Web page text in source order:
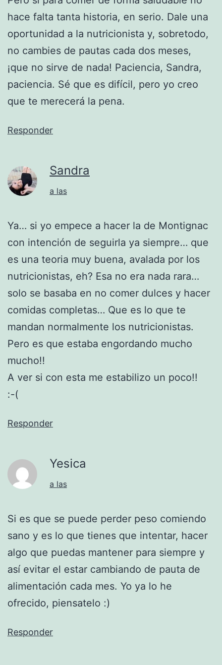
hace falta tanta historia, en serio. Dale una
oportunidad a la nutricionista y, sobretodo,
no cambies de pautas cada dos meses,
¡que no sirve de nada! Paciencia, Sandra,
paciencia. Sé que es difícil, pero yo creo
que te merecerá la pena.
Responder
Sandra
a las
Ya… si yo empece a hacer la de Montignac
con intención de seguirla ya siempre… que
es una teoria muy buena, avalada por los
nutricionistas, eh? Esa no era nada rara…
solo se basaba en no comer dulces y hacer
comidas completas… Que es lo que te
mandan normalmente los nutricionistas.
Pero es que estaba engordando mucho
mucho!!
A ver si con esta me estabilizo un poco!!
:-(
Responder
Yesica
a las
Si es que se puede perder peso comiendo
sano y es lo que tienes que intentar, hacer
algo que puedas mantener para siempre y
así evitar el estar cambiando de pauta de
alimentación cada mes. Yo ya lo he
ofrecido, piensatelo :)
Responder